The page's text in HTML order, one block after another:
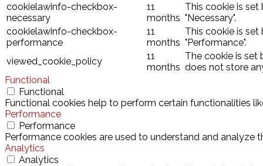
cookielawinfo-checkbox-
necessary
11
months
This cookie is
"Necessary".
cookielawinfo-checkbox-
performance
11
months
This cookie is
"Performance".
viewed_cookie_policy
11
months
The cookie is set
does not store
Functional
Functional
Functional cookies help to perform certain functionalities
Performance
Performance
Performance cookies are used to understand and analyze
Analytics
Analytics